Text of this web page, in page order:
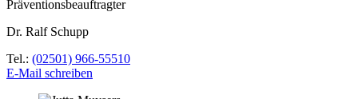
Präventionsbeauftragter
Dr. Ralf Schupp
Tel.: (02501) 966-55510
E-Mail schreiben